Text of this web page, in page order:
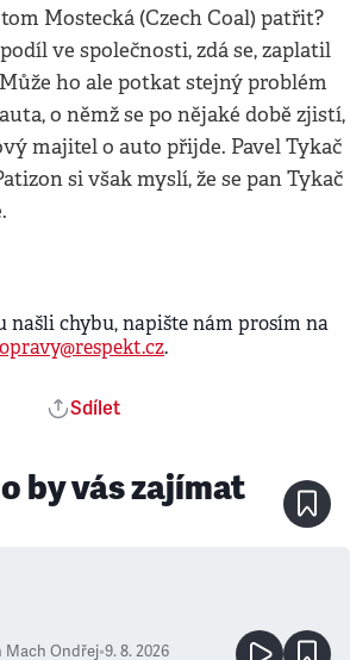
Mostecká (Czech Coal) patřit?
ve společnosti, zdá se, zaplatil
ho ale potkat stejný problém
o němž se po nějaké době zjistí,
majitel o auto přijde. Pavel Tykač
si však myslí, že se pan Tykač
našli chybu, napište nám prosím na
opravy@respekt.cz.
Sdílet
by vás zajímat
Mach Ondřej•9. 8. 2026